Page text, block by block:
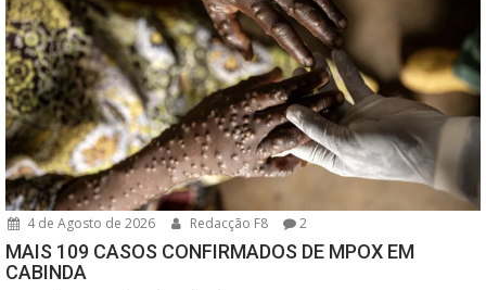
4 de Agosto de 2026 Redacção F8 2
MAIS 109 CASOS CONFIRMADOS DE MPOX EM
CABINDA